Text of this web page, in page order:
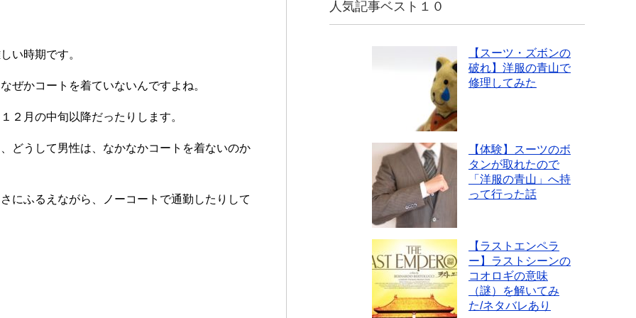
い時期です。
ぜかコートを着ていないんですよね。
２月の中旬以降だったりします。
どうして男性は、なかなかコートを着ないのか
にふるえながら、ノーコートで通勤したりして
人気記事ベスト１０
【スーツ・ズボンの
破れ】洋服の青山で
修理してみた
【体験】スーツのボ
タンが取れたので
「洋服の青山」へ持
って行った話
【ラストエンペラ
ー】ラストシーンの
コオロギの意味
（謎）を解いてみ
た/ネタバレあり